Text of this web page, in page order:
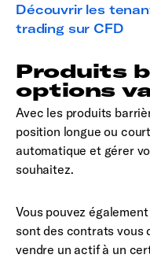
Découvrir les
trading sur CFD
Produits
options
Avec les produits
position longue ou
automatique et gérer
souhaitez.
Vous pouvez
sont des contrats vous
vendre un actif à un